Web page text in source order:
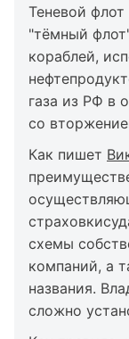
Теневой
"тёмный
кораблей,
газа из РФ в
со
Как пишет
схемы
компаний, а
названия.
сложно